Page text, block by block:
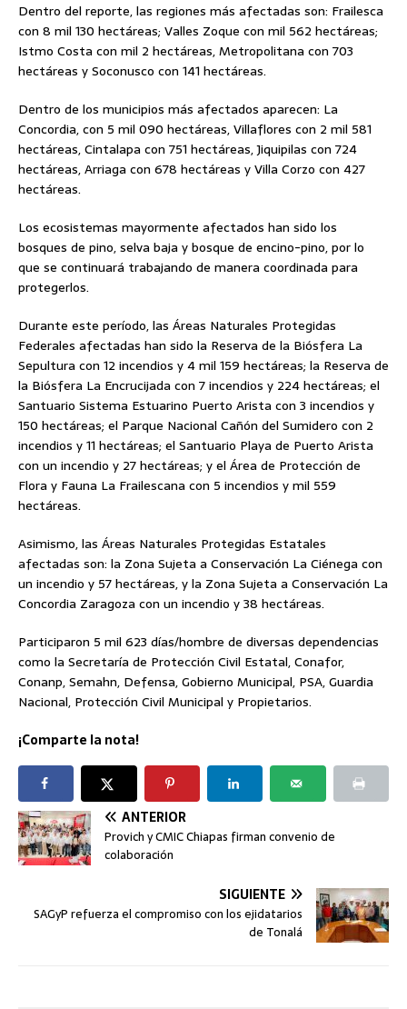
Dentro del reporte, las regiones más afectadas son: Frailesca
con 8 mil 130 hectáreas; Valles Zoque con mil 562 hectáreas;
Istmo Costa con mil 2 hectáreas, Metropolitana con 703
hectáreas y Soconusco con 141 hectáreas.
Dentro de los municipios más afectados aparecen: La
Concordia, con 5 mil 090 hectáreas, Villaflores con 2 mil 581
hectáreas, Cintalapa con 751 hectáreas, Jiquipilas con 724
hectáreas, Arriaga con 678 hectáreas y Villa Corzo con 427
hectáreas.
Los ecosistemas mayormente afectados han sido los
bosques de pino, selva baja y bosque de encino-pino, por lo
que se continuará trabajando de manera coordinada para
protegerlos.
Durante este período, las Áreas Naturales Protegidas
Federales afectadas han sido la Reserva de la Biósfera La
Sepultura con 12 incendios y 4 mil 159 hectáreas; la Reserva de
la Biósfera La Encrucijada con 7 incendios y 224 hectáreas; el
Santuario Sistema Estuarino Puerto Arista con 3 incendios y
150 hectáreas; el Parque Nacional Cañón del Sumidero con 2
incendios y 11 hectáreas; el Santuario Playa de Puerto Arista
con un incendio y 27 hectáreas; y el Área de Protección de
Flora y Fauna La Frailescana con 5 incendios y mil 559
hectáreas.
Asimismo, las Áreas Naturales Protegidas Estatales
afectadas son: la Zona Sujeta a Conservación La Ciénega con
un incendio y 57 hectáreas, y la Zona Sujeta a Conservación La
Concordia Zaragoza con un incendio y 38 hectáreas.
Participaron 5 mil 623 días/hombre de diversas dependencias
como la Secretaría de Protección Civil Estatal, Conafor,
Conanp, Semahn, Defensa, Gobierno Municipal, PSA, Guardia
Nacional, Protección Civil Municipal y Propietarios.
¡Comparte la nota!
ANTERIOR
Provich y CMIC Chiapas firman convenio de
colaboración
SIGUIENTE
SAGyP refuerza el compromiso con los ejidatarios
de Tonalá